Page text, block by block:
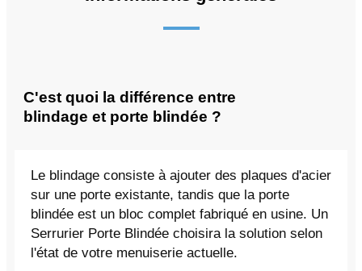
C'est quoi la différence entre
blindage et porte blindée ?
Le blindage consiste à ajouter des plaques d'acier
sur une porte existante, tandis que la porte
blindée est un bloc complet fabriqué en usine. Un
Serrurier Porte Blindée choisira la solution selon
l'état de votre menuiserie actuelle.